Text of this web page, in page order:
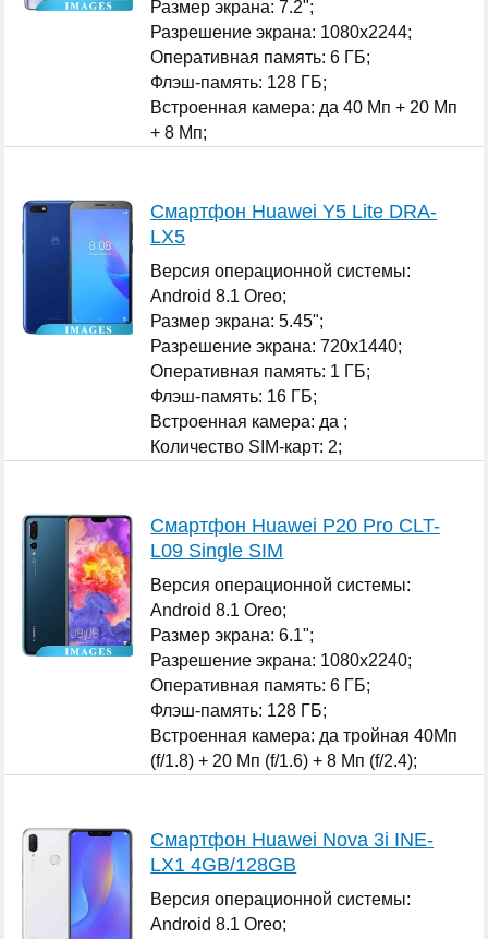
Размер экрана: 7.2";
Разрешение экрана: 1080x2244;
Оперативная память: 6 ГБ;
Флэш-память: 128 ГБ;
Встроенная камера: да 40 Мп + 20 Мп
+ 8 Мп;
Смартфон Huawei Y5 Lite DRA-
LX5
Версия операционной системы:
Android 8.1 Oreo;
Размер экрана: 5.45";
Разрешение экрана: 720x1440;
Оперативная память: 1 ГБ;
Флэш-память: 16 ГБ;
Встроенная камера: да ;
Количество SIM-карт: 2;
Смартфон Huawei P20 Pro CLT-
L09 Single SIM
Версия операционной системы:
Android 8.1 Oreo;
Размер экрана: 6.1";
Разрешение экрана: 1080x2240;
Оперативная память: 6 ГБ;
Флэш-память: 128 ГБ;
Встроенная камера: да тройная 40Мп
(f/1.8) + 20 Мп (f/1.6) + 8 Мп (f/2.4);
Смартфон Huawei Nova 3i INE-
LX1 4GB/128GB
Версия операционной системы:
Android 8.1 Oreo;